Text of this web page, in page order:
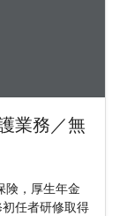
業務／無
険，厚生年金
任者研修取得